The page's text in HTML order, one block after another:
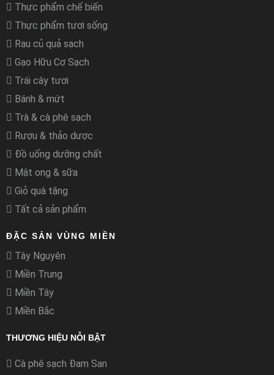
Thực phẩm chế biến
Thực phẩm tươi sống
Rau củ quả sạch
Gạo Hữu Cơ Sạch
Trái cây tươi
Bánh & mứt
Trà & cà phê sạch
Rượu & thảo dược
Đồ uống dưỡng chất
Mật ong & sữa
Giỏ quà tặng
Tất cả sản phẩm
ĐẶC SẢN VÙNG MIỀN
Tây Nguyên
Miền Trung
Miền Tây
Miền Bắc
THƯƠNG HIỆU NỖI BẬT
Cà phê sạch Đam San